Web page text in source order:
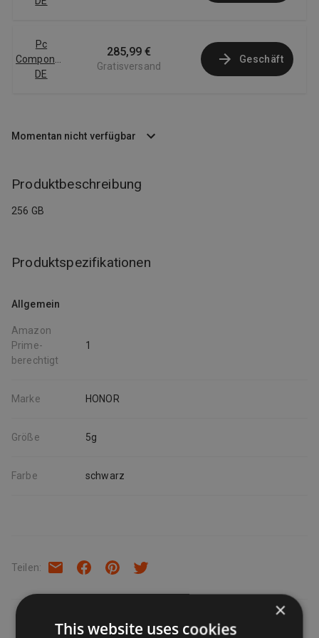
Pc
Componentes
DE
285,99 €
Gratisversand
Geschäft
Momentan nicht verfügbar
Produktbeschreibung
256 GB
Produktspezifikationen
Allgemein
Amazon
Prime-
berechtigt
1
Marke HONOR
Größe 5g
Farbe schwarz
Teilen:
×
This website uses cookies